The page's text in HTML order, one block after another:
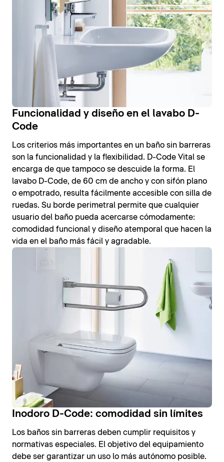
Funcionalidad y diseño en el lavabo D-
Code
Los criterios más importantes en un baño sin barreras
son la funcionalidad y la flexibilidad. D-Code Vital se
encarga de que tampoco se descuide la forma. El
lavabo D-Code, de 60 cm de ancho y con sifón plano
o empotrado, resulta fácilmente accesible con silla de
ruedas. Su borde perimetral permite que cualquier
usuario del baño pueda acercarse cómodamente:
comodidad funcional y diseño atemporal que hacen la
vida en el baño más fácil y agradable.
Inodoro D-Code: comodidad sin límites
Los baños sin barreras deben cumplir requisitos y
normativas especiales. El objetivo del equipamiento
debe ser garantizar un uso lo más autónomo posible.